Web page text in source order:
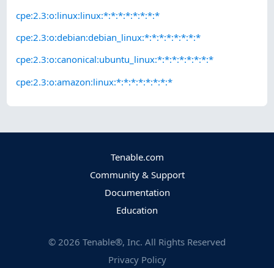
cpe:2.3:o:linux:linux:*:*:*:*:*:*:*:*
cpe:2.3:o:debian:debian_linux:*:*:*:*:*:*:*:*
cpe:2.3:o:canonical:ubuntu_linux:*:*:*:*:*:*:*:*
cpe:2.3:o:amazon:linux:*:*:*:*:*:*:*:*
Tenable.com
Community & Support
Documentation
Education
© 2026 Tenable®, Inc. All Rights Reserved
Privacy Policy